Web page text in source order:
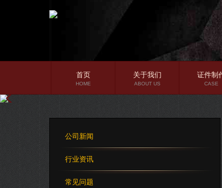
首页
HOME
关于我们
ABOUT US
证件制
CASE
公司新闻
行业资讯
常见问题